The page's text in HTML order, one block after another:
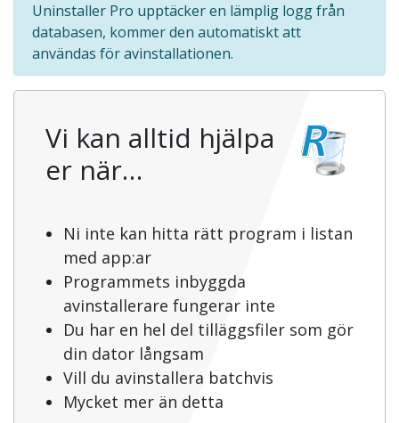
Uninstaller Pro upptäcker en lämplig logg från
databasen, kommer den automatiskt att
användas för avinstallationen.
Vi kan alltid hjälpa
er när…
Ni inte kan hitta rätt program i listan
med app:ar
Programmets inbyggda
avinstallerare fungerar inte
Du har en hel del tilläggsfiler som gör
din dator långsam
Vill du avinstallera batchvis
Mycket mer än detta